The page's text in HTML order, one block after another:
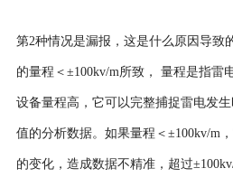
第2种情况是漏报，这是什么原因导致
的量程＜±100kv/m所致， 量程是指雷
设备量程高，它可以完整捕捉雷电发
值的分析数据。如果量程＜±100kv/m
的变化，造成数据不精准，超过